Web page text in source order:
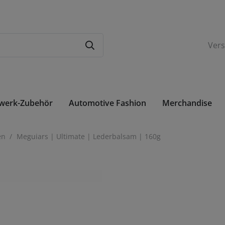
Zubehör Automotive Fashion Merchandise
/ Meguiars | Ultimate | Lederbalsam | 160g